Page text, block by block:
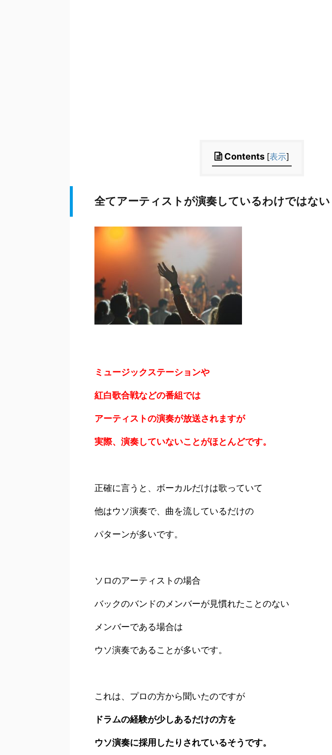
Contents [表示]
全てアーティストが演奏しているわけではない
ミュージックステーションや
紅白歌合戦などの番組では
アーティストの演奏が放送されますが
実際、演奏していないことがほとんどです。
正確に言うと、ボーカルだけは歌っていて
他はウソ演奏で、曲を流しているだけの
パターンが多いです。
ソロのアーティストの場合
バックのバンドのメンバーが見慣れたことのない
メンバーである場合は
ウソ演奏であることが多いです。
これは、プロの方から聞いたのですが
ドラムの経験が少しあるだけの方を
ウソ演奏に採用したりされているそうです。